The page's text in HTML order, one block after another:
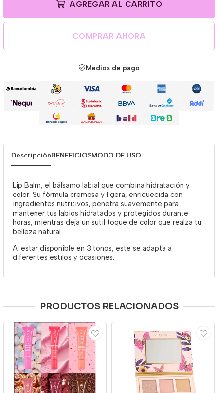
AGREGAR AL CARRITO
COMPRAR AHORA
Medios de pago
DescripciónBENEFICIOSMODO DE USO
Lip Balm, el bálsamo labial que combina hidratación y
color. Su fórmula cremosa y ligera, enriquecida con
ingredientes nutritivos, penetra suavemente para
mantener tus labios hidratados y protegidos durante
horas, mientras deja un sutil toque de color que realza tu
belleza natural.
Al estar disponible en 3 tonos, este se adapta a
diferentes estilos y ocasiones.
PRODUCTOS RELACIONADOS